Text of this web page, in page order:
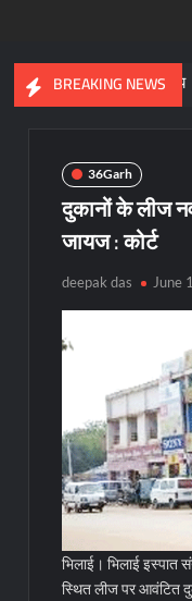
BREAKING NEWS
: साय
36Garh
दुकानों के लीज
जायज : कोर्ट
deepak das June
भिलाई। भिलाई इस्पात
स्थित लीज पर आवंटित